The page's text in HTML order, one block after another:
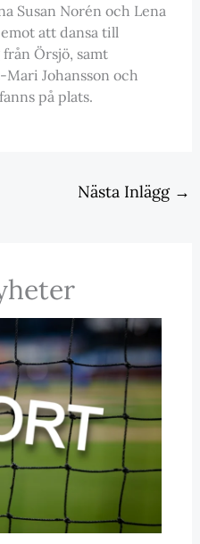
Susan Norén och Lena
att dansa till
Örsjö, samt
Johansson och
på plats.
Nästa Inlägg →